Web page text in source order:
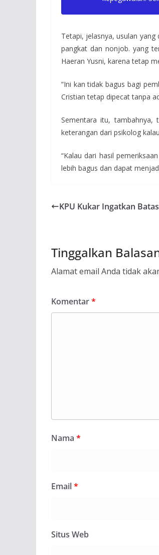
Tetapi, jelasnya, usulan
pangkat dan nonjob. yang
Haeran Yusni, karena tetap
“Ini kan tidak bagus bagi
Cristian tetap dipecat tanpa
Sementara itu, tambahnya,
keterangan dari psikolog
“Kalau dari hasil
lebih bagus dan dapat
KPU Kukar Ingatkan
Tinggalkan
Alamat email Anda tidak
Komentar*
Nama *
Email*
Situs Web